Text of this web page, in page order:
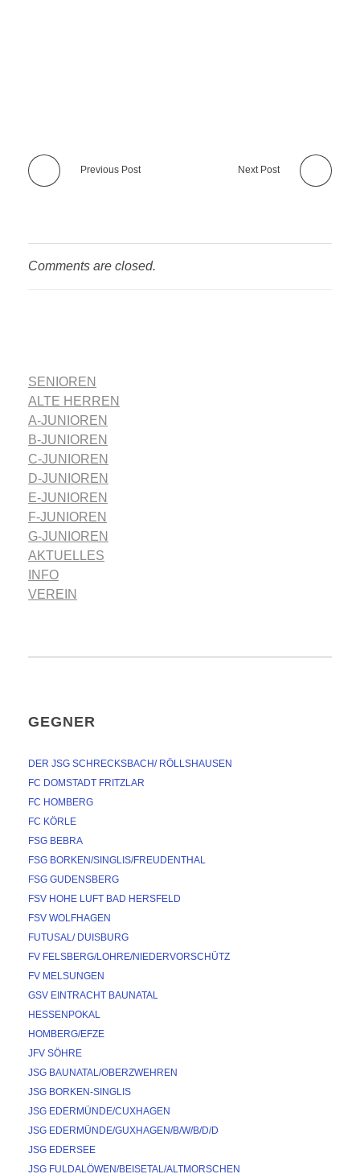
Previous Post Next Post
Comments are closed.
SENIOREN
ALTE HERREN
A-JUNIOREN
B-JUNIOREN
C-JUNIOREN
D-JUNIOREN
E-JUNIOREN
F-JUNIOREN
G-JUNIOREN
AKTUELLES
INFO
VEREIN
GEGNER
DER JSG SCHRECKSBACH/ RÖLLSHAUSEN
FC DOMSTADT FRITZLAR
FC HOMBERG
FC KÖRLE
FSG BEBRA
FSG BORKEN/SINGLIS/FREUDENTHAL
FSG GUDENSBERG
FSV HOHE LUFT BAD HERSFELD
FSV WOLFHAGEN
FUTUSAL/ DUISBURG
FV FELSBERG/LOHRE/NIEDERVORSCHÜTZ
FV MELSUNGEN
GSV EINTRACHT BAUNATAL
HESSENPOKAL
HOMBERG/EFZE
JFV SÖHRE
JSG BAUNATAL/OBERZWEHREN
JSG BORKEN-SINGLIS
JSG EDERMÜNDE/CUXHAGEN
JSG EDERMÜNDE/GUXHAGEN/B/W/B/D/D
JSG EDERSEE
JSG FULDALÖWEN/BEISETAL/ALTMORSCHEN